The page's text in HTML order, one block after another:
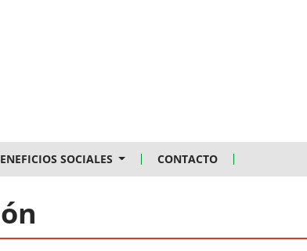
SOCIALES CONTACTO